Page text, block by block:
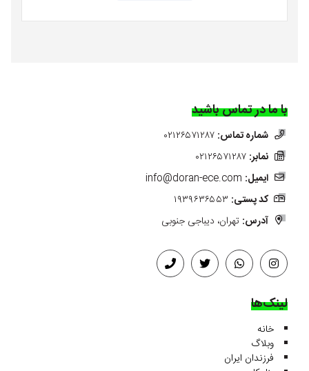
با ما در تماس باشید
شماره تماس: ۰۲۱۲۶۵۷۱۲۸۷
نمابر: ۰۲۱۲۶۵۷۱۲۸۷
ایمیل: info@doran-ece.com
کد پستی: ۱۹۳۹۶۳۶۵۵۳
آدرس: تهران، دیباجی جنوبی
لینک‌ها
خانه
وبلاگ
فرزندان ایران